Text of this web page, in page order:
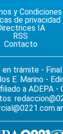
y Condiciones
de privacidad
IA
RSS
Contacto
trámite -
E. Marino -
a ADEPA -